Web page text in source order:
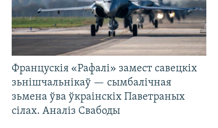
Францускія «Рафалі» замест савецкіх
зьнішчальнікаў — сымбалічная
зьмена ўва ўкраінскіх Паветраных
сілах. Аналіз Свабоды